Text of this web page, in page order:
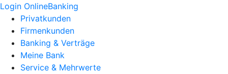
Login OnlineBanking
Privatkunden
Firmenkunden
Banking & Verträge
Meine Bank
Service & Mehrwerte